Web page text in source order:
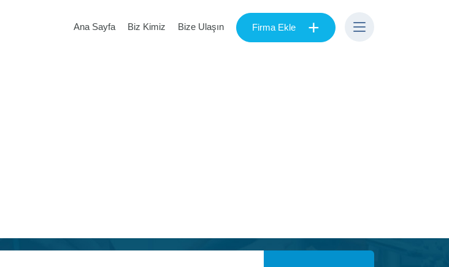
Ana Sayfa Biz Kimiz Bize Ulaşın Firma Ekle +